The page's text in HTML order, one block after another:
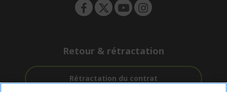
Retour & rétractation
Rétractation du contrat